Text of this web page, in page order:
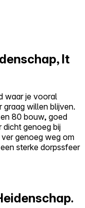
It
waar je vooral
graag willen blijven.
80 bouw, goed
dicht genoeg bij
genoeg weg om
sterke dorpssfeer